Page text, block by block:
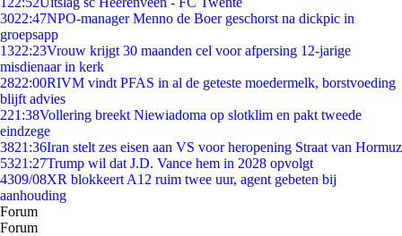
3022:47NPO-manager Menno de Boer geschorst na dickpic in
groepsapp
1322:23Vrouw krijgt 30 maanden cel voor afpersing 12-jarige
misdienaar in kerk
2822:00RIVM vindt PFAS in al de geteste moedermelk, borstvoeding
blijft advies
221:38Vollering breekt Niewiadoma op slotklim en pakt tweede
eindzege
3821:36Iran stelt zes eisen aan VS voor heropening Straat van Hormuz
5321:27Trump wil dat J.D. Vance hem in 2028 opvolgt
4309/08XR blokkeert A12 ruim twee uur, agent gebeten bij
aanhouding
Forum
Forum